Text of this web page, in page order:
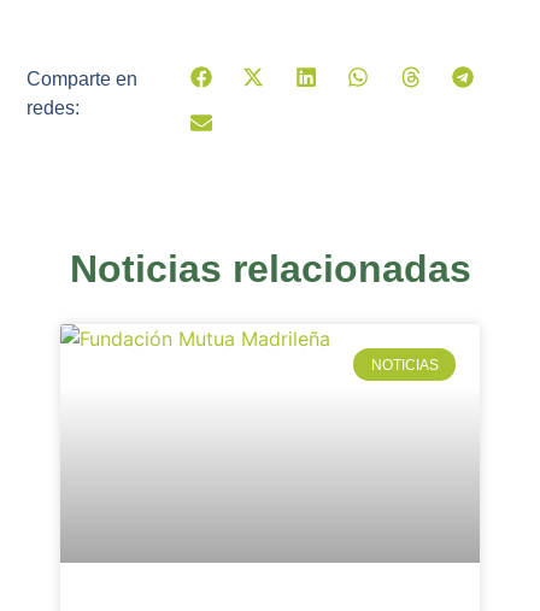
Comparte en
redes:
Noticias relacionadas
NOTICIAS